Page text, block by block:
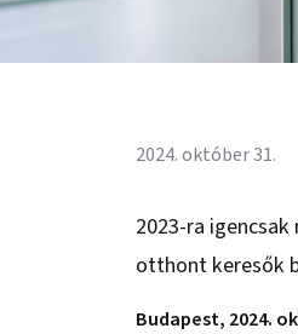
2024. október 31.
2023-ra
otthont keresők
Budapest, 2024.